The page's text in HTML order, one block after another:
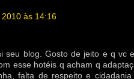
às 14:16
seu blog. Gosto de jeito e q vc
esse hotéis q acham q
falta de respeito e